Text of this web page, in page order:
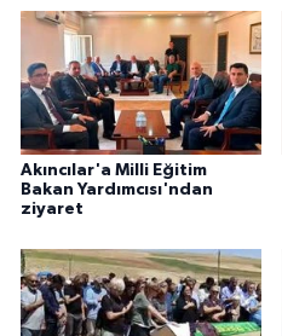
Akıncılar'a Milli Eğitim
Bakan Yardımcısı'ndan
ziyaret